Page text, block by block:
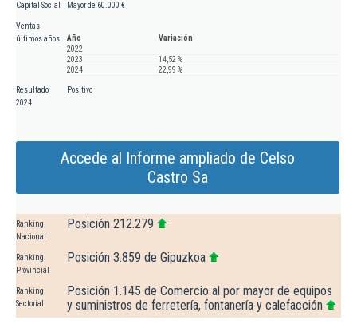
Capital Social Mayor de 60.000 €
Ventas
últimos años
Año
Variación
2022
2023
14,52 %
2024
22,99 %
Resultado
2024
Positivo
Accede al Informe ampliado de Celso
Castro Sa
Ranking
Nacional
Posición 212.279
Ranking
Provincial
Posición 3.859 de Gipuzkoa
Ranking
Sectorial
Posición 1.145 de Comercio al por mayor de equipos
y suministros de ferretería, fontanería y calefacción